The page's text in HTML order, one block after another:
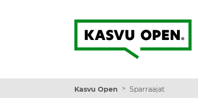
Kasvu Open
Kasvu Open > Sparraajat